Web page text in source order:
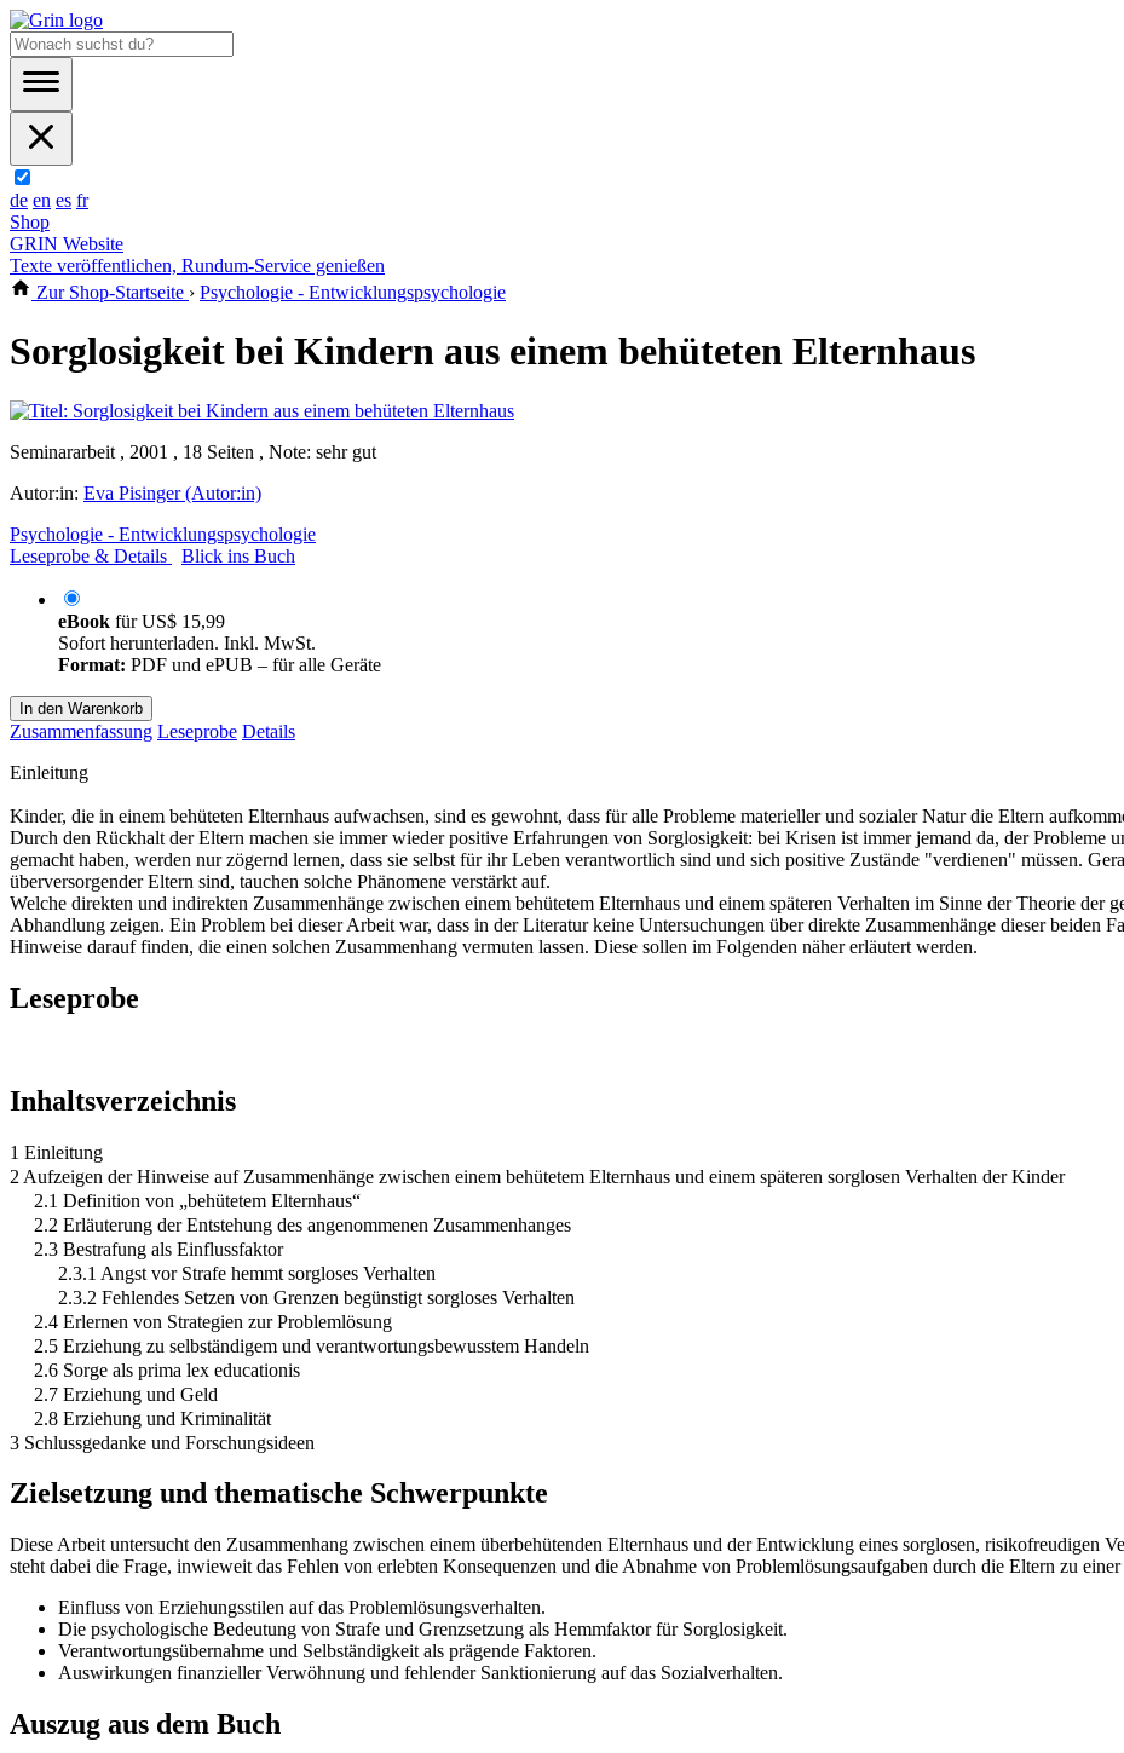
de en es fr
Shop
GRIN Website
Texte veröffentlichen, Rundum-Service genießen
Zur Shop-Startseite › Psychologie - Entwicklungspsychologie
Sorglosigkeit bei Kindern aus einem behüteten Elternhaus
Seminararbeit , 2001 , 18 Seiten , Note: sehr gut
Autor:in: Eva Pisinger (Autor:in)
Psychologie - Entwicklungspsychologie
Leseprobe & Details
Blick ins Buch
eBook fürUS$ 15,99
Sofort herunterladen. Inkl. MwSt.
Format: PDF und ePUB – für alle Geräte
In den Warenkorb
Zusammenfassung Leseprobe Details
Einleitung
Kinder, die in einem behüteten Elternhaus aufwachsen, sind es gewohnt, dass für alle Probleme materieller und sozialer Natur die Eltern
Durch den Rückhalt der Eltern machen sie immer wieder positive Erfahrungen von Sorglosigkeit: bei Krisen ist immer jemand da, der Probleme
gemacht haben, werden nur zögernd lernen, dass sie selbst für ihr Leben verantwortlich sind und sich positive Zustände "verdienen" müssen.
überversorgender Eltern sind, tauchen solche Phänomene verstärkt auf.
Welche direkten und indirekten Zusammenhänge zwischen einem behütetem Elternhaus und einem späteren Verhalten im Sinne der Theorie der
Abhandlung zeigen. Ein Problem bei dieser Arbeit war, dass in der Literatur keine Untersuchungen über direkte Zusammenhänge dieser beiden
Hinweise darauf finden, die einen solchen Zusammenhang vermuten lassen. Diese sollen im Folgenden näher erläutert werden.
Leseprobe
Inhaltsverzeichnis
1 Einleitung
2 Aufzeigen der Hinweise auf Zusammenhänge zwischen einem behütetem Elternhaus und einem späteren sorglosen Verhalten der Kinder
2.1 Definition von „behütetem Elternhaus“
2.2 Erläuterung der Entstehung des angenommenen Zusammenhanges
2.3 Bestrafung als Einflussfaktor
2.3.1 Angst vor Strafe hemmt sorgloses Verhalten
2.3.2 Fehlendes Setzen von Grenzen begünstigt sorgloses Verhalten
2.4 Erlernen von Strategien zur Problemlösung
2.5 Erziehung zu selbständigem und verantwortungsbewusstem Handeln
2.6 Sorge als prima lex educationis
2.7 Erziehung und Geld
2.8 Erziehung und Kriminalität
3 Schlussgedanke und Forschungsideen
Zielsetzung und thematische Schwerpunkte
Diese Arbeit untersucht den Zusammenhang zwischen einem überbehütenden Elternhaus und der Entwicklung eines sorglosen, risikofreudigen
steht dabei die Frage, inwieweit das Fehlen von erlebten Konsequenzen und die Abnahme von Problemlösungsaufgaben durch die Eltern zu
Einfluss von Erziehungsstilen auf das Problemlösungsverhalten.
Die psychologische Bedeutung von Strafe und Grenzsetzung als Hemmfaktor für Sorglosigkeit.
Verantwortungsübernahme und Selbständigkeit als prägende Faktoren.
Auswirkungen finanzieller Verwöhnung und fehlender Sanktionierung auf das Sozialverhalten.
Auszug aus dem Buch